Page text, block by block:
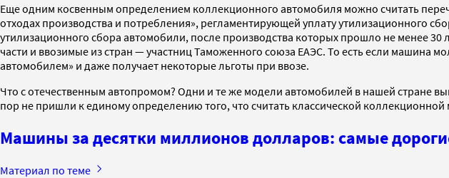
Еще одним косвенным определением коллекционного автомобиля можно считать
отходах производства и потребления», регламентирующей уплату утилизационного
утилизационного сбора автомобили, после производства которых прошло не менее
части и ввозимые из стран — участниц Таможенного союза ЕАЭС. То есть если машина
автомобилем» и даже получает некоторые льготы при ввозе.
Что с отечественным автопромом? Одни и те же модели автомобилей в нашей стране
пор не пришли к единому определению того, что считать классической
Машины за десятки миллионов долларов: самые
Материал по теме